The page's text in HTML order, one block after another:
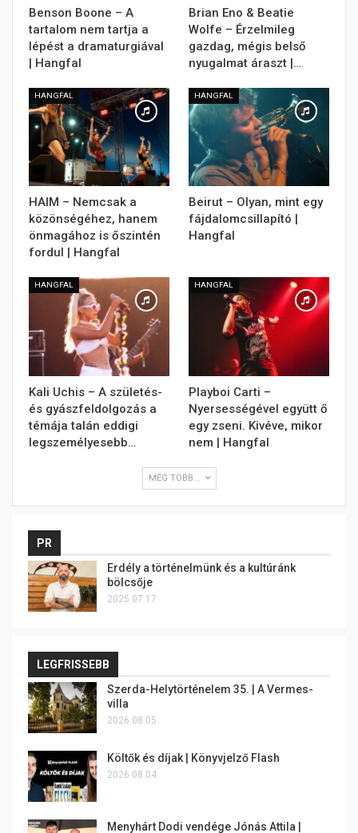
Benson Boone – A
tartalom nem tartja a
lépést a dramaturgiával
| Hangfal
Brian Eno & Beatie
Wolfe – Érzelmileg
gazdag, mégis belső
nyugalmat áraszt |…
HANGFAL
HAIM – Nemcsak a
közönségéhez, hanem
önmagához is őszintén
fordul | Hangfal
HANGFAL
Beirut – Olyan, mint egy
fájdalomcsillapító |
Hangfal
HANGFAL
Kali Uchis – A születés-
és gyászfeldolgozás a
témája talán eddigi
legszemélyesebb…
HANGFAL
Playboi Carti –
Nyersességével együtt ő
egy zseni. Kivéve, mikor
nem | Hangfal
MÉG TÖBB...
PR
Erdély a történelmünk és a kultúránk
bölcsője
2025.07.17.
LEGFRISSEBB
Szerda-Helytörténelem 35. | A Vermes-
villa
2026.08.05.
Költők és díjak | Könyvjelző Flash
2026.08.04.
Menyhárt Dodi vendége Jónás Attila |